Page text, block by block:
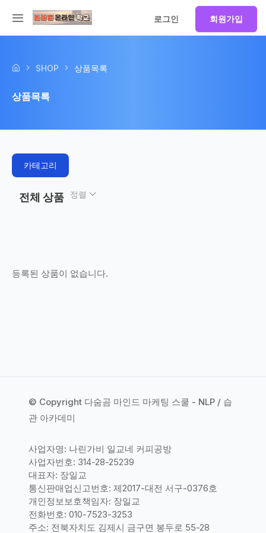
로그인 회원가입
SHOP 상품목록
상품목록
카테고리
전체 상품 정렬
등록된 상품이 없습니다.
© Copyright 다숨곰 마인드 마케팅 스쿨 - NLP / 습
관 아카데미
사업자명: 나린가비 일교네 커피공방
사업자번호: 314-28-25239
대표자: 장일교
통신판매업신고번호: 제2017-대전 서구-0376호
개인정보보호책임자: 장일교
전화번호: 010-7523-3253
주소: 전북자치도 김제시 금구면 봉두로 55-28